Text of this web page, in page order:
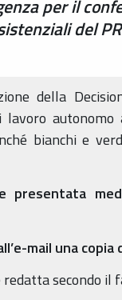
per il
del
della
bianchi e
presentata
mail una
secondo il